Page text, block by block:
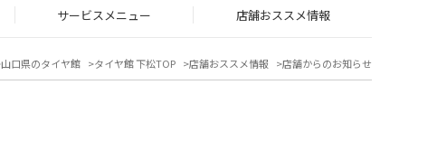
サービスメニュー 店舗おススメ情報
山口県のタイヤ館 タイヤ館 下松TOP 店舗おススメ情報 店舗からのお知らせ